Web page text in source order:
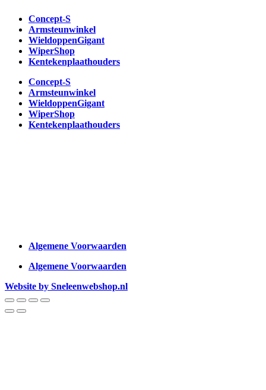
Concept-S
Armsteunwinkel
WieldoppenGigant
WiperShop
Kentekenplaathouders
Concept-S
Armsteunwinkel
WieldoppenGigant
WiperShop
Kentekenplaathouders
Algemene Voorwaarden
Algemene Voorwaarden
Website by Sneleenwebshop.nl